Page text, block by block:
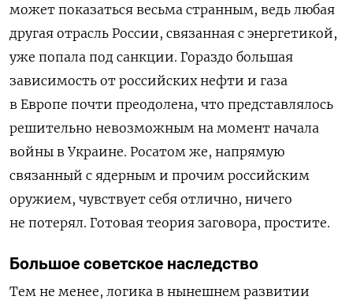
может показаться весьма странным, ведь любая
другая отрасль России, связанная с энергетикой,
уже попала под санкции. Гораздо большая
зависимость от российских нефти и газа
в Европе почти преодолена, что представлялось
решительно невозможным на момент начала
войны в Украине. Росатом же, напрямую
связанный с ядерным и прочим российским
оружием, чувствует себя отлично, ничего
не потерял. Готовая теория заговора, простите.
Большое советское наследство
Тем не менее, логика в нынешнем развитии